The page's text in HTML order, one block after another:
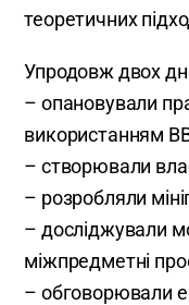
теоретичних
Упродовж двох
– опановували
використанням
– створювали
– розробляли
– досліджували
міжпредметні
– обговорювали